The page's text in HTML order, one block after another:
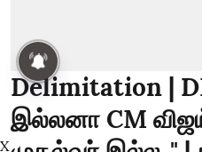
Delimitation |
இல்லனா CM
X